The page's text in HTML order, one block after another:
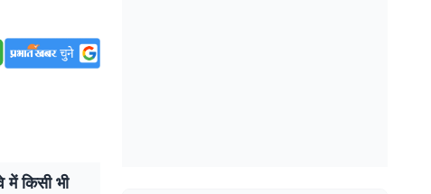
में किसी भी